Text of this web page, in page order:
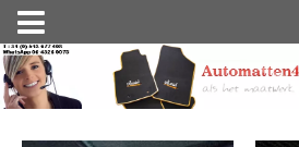
Nav
activeren
door
inhoud